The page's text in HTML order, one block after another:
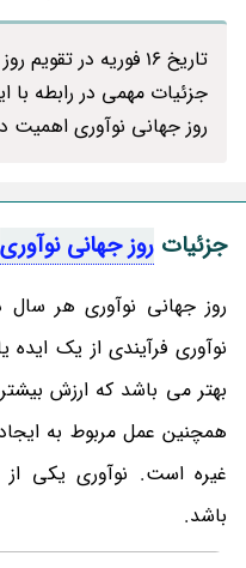
تاریخ 16 فوریه در
جزئیات مهمی در رابطه با
روز جهانی نوآوری اهمیت
جزئیات روز جهانی نوآوری
نوآوری فرآیندی از یک
بهتر می باشد که ارزش
همچنین عمل مربوط به
غیره است. نوآوری یکی از
باشد.